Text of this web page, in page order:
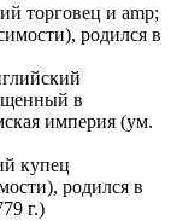
торговец и amp;
родился в
в
империя (ум.
купец
родился в
г.)